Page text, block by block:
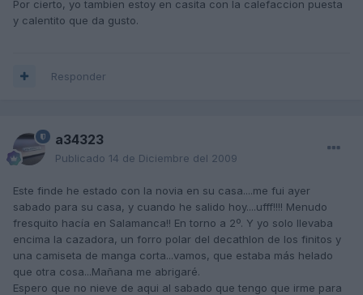
Por cierto, yo tambien estoy en casita con la calefaccion puesta
y calentito que da gusto.
Responder
a34323
Publicado 14 de Diciembre del 2009
Este finde he estado con la novia en su casa....me fui ayer
sabado para su casa, y cuando he salido hoy....ufff!!!! Menudo
fresquito hacía en Salamanca!! En torno a 2º. Y yo solo llevaba
encima la cazadora, un forro polar del decathlon de los finitos y
una camiseta de manga corta...vamos, que estaba más helado
que otra cosa...Mañana me abrigaré.
Espero que no nieve de aqui al sabado que tengo que irme para